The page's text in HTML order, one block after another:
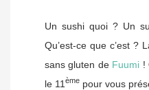
Un sushi quoi ? Un
Qu’est-ce que c’est ?
sans gluten de Fuumi !
le 11 ème pour vous